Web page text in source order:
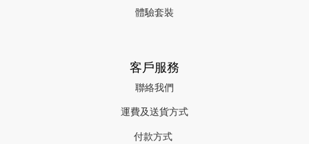
體驗套裝
客戶服務
聯絡我們
運費及送貨方式
付款方式